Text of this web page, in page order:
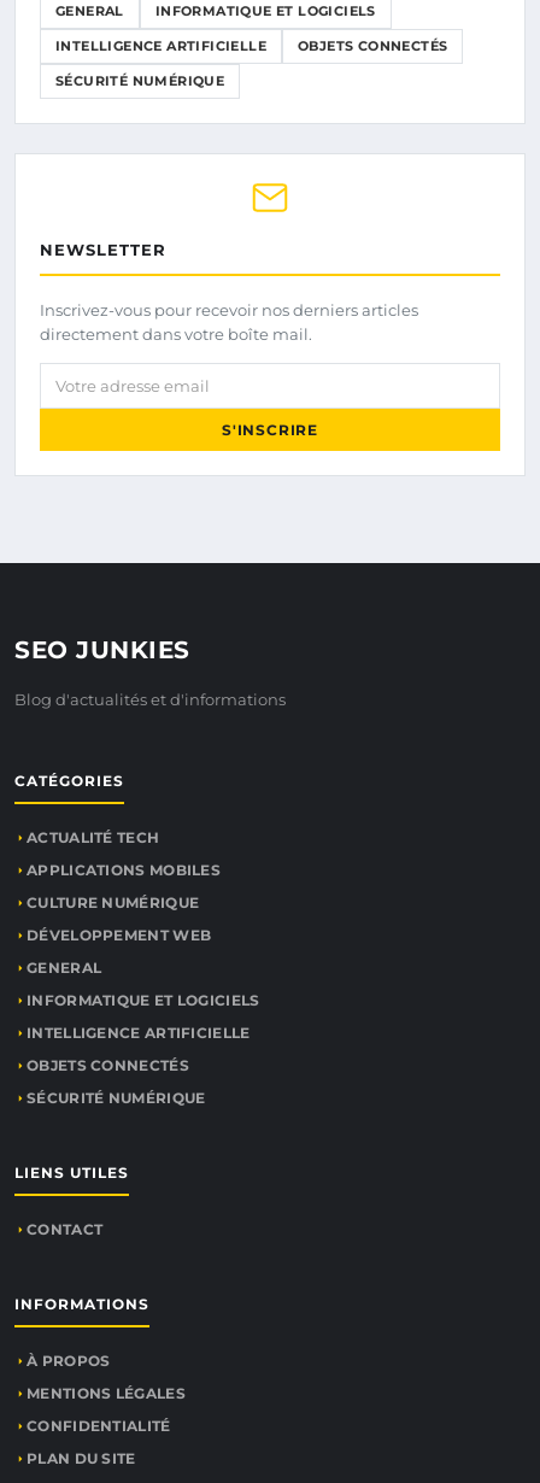
GENERAL INFORMATIQUE ET LOGICIELS
INTELLIGENCE ARTIFICIELLE OBJETS CONNECTÉS
SÉCURITÉ NUMÉRIQUE
NEWSLETTER
Inscrivez-vous pour recevoir nos derniers articles
directement dans votre boîte mail.
Votre adresse email
S'INSCRIRE
SEO JUNKIES
Blog d'actualités et d'informations
CATÉGORIES
ACTUALITÉ TECH
APPLICATIONS MOBILES
CULTURE NUMÉRIQUE
DÉVELOPPEMENT WEB
GENERAL
INFORMATIQUE ET LOGICIELS
INTELLIGENCE ARTIFICIELLE
OBJETS CONNECTÉS
SÉCURITÉ NUMÉRIQUE
LIENS UTILES
CONTACT
INFORMATIONS
À PROPOS
MENTIONS LÉGALES
CONFIDENTIALITÉ
PLAN DU SITE